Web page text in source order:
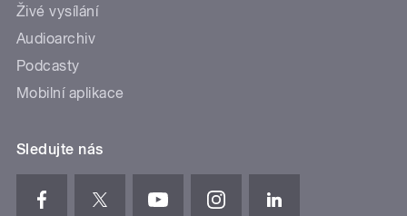
Živé vysílání
Audioarchiv
Podcasty
Mobilní aplikace
Sledujte nás